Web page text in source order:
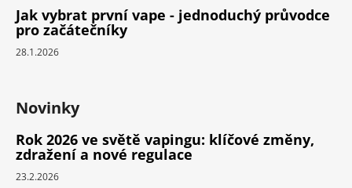
Jak vybrat první vape - jednoduchý průvodce
pro začátečníky
28.1.2026
Novinky
Rok 2026 ve světě vapingu: klíčové změny,
zdražení a nové regulace
23.2.2026